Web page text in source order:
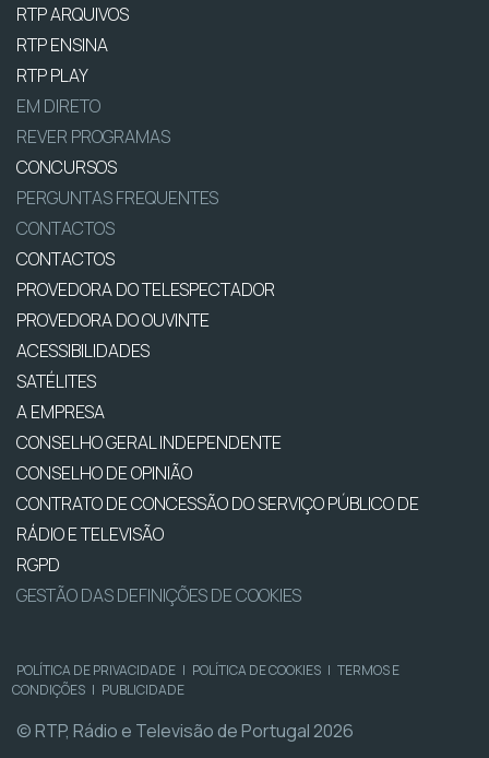
RTP ARQUIVOS
RTP ENSINA
RTP PLAY
EM DIRETO
REVER PROGRAMAS
CONCURSOS
PERGUNTAS FREQUENTES
CONTACTOS
CONTACTOS
PROVEDORA DO TELESPECTADOR
PROVEDORA DO OUVINTE
ACESSIBILIDADES
SATÉLITES
A EMPRESA
CONSELHO GERAL INDEPENDENTE
CONSELHO DE OPINIÃO
CONTRATO DE CONCESSÃO DO SERVIÇO PÚBLICO DE
RÁDIO E TELEVISÃO
RGPD
GESTÃO DAS DEFINIÇÕES DE COOKIES
POLÍTICA DE PRIVACIDADE | POLÍTICA DE COOKIES | TERMOS E
CONDIÇÕES | PUBLICIDADE
© RTP, Rádio e Televisão de Portugal 2026